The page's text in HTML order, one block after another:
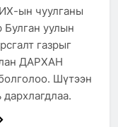
ын чуулганы
Булган уулын
газрыг
ДАРХАН
Шүтээн